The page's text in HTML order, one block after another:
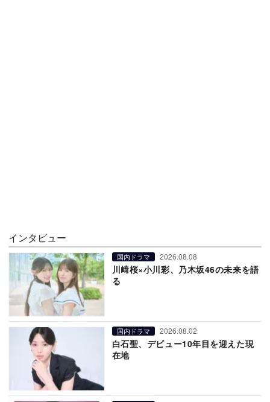
インタビュー
国内ドラマ 2026.08.08
川﨑桜×小川彩、乃木坂46の未来を語
る
国内ドラマ 2026.08.02
白石聖、デビュー10年目を迎えた現
在地